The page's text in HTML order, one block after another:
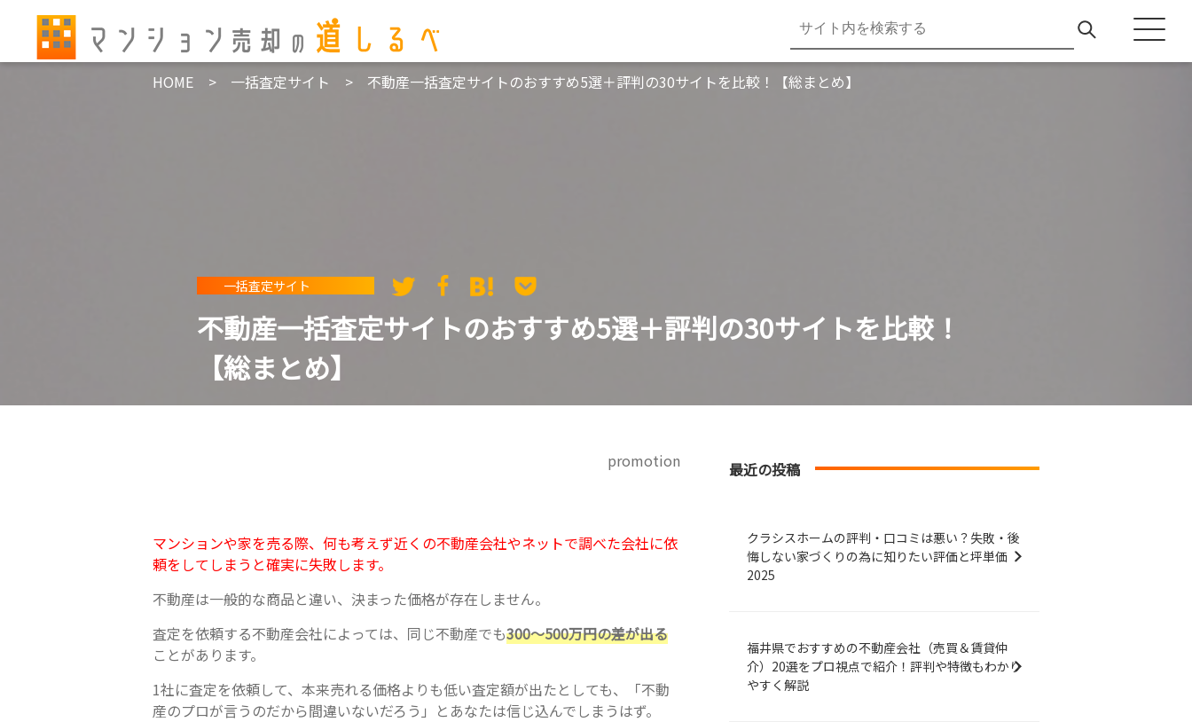
HOME 一括査定サイト 不動産一括査定サイトのおすすめ5選＋評判の30サイトを比較！【総まとめ】
一括査定サイト
不動産一括査定サイトのおすすめ5選＋評判の30サイトを比較！
【総まとめ】
promotion
マンションや家を売る際、何も考えず近くの不動産会社やネットで調べた会社に依
頼をしてしまうと確実に失敗します。
不動産は一般的な商品と違い、決まった価格が存在しません。
査定を依頼する不動産会社によっては、同じ不動産でも300～500万円の差が出る
ことがあります。
1社に査定を依頼して、本来売れる価格よりも低い査定額が出たとしても、「不動
産のプロが言うのだから間違いないだろう」とあなたは信じ込んでしまうはず。
最近の投稿
クラシスホームの評判・口コミは悪い？失敗・後
悔しない家づくりの為に知りたい評価と坪単価
2025
福井県でおすすめの不動産会社（売買＆賃貸仲
介）20選をプロ視点で紹介！評判や特徴もわかり
やすく解説